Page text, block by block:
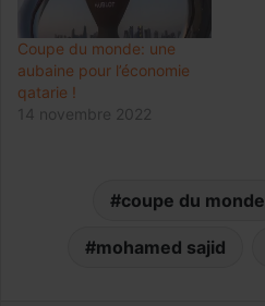
Coupe du monde: une
aubaine pour l’économie
qatarie !
14 novembre 2022
coupe du monde
mohamed sajid